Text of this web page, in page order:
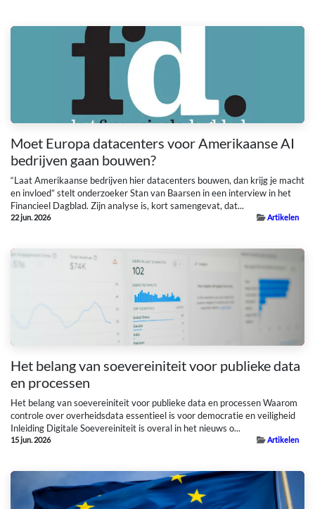
Moet Europa datacenters voor Amerikaanse AI
bedrijven gaan bouwen?
“Laat Amerikaanse bedrijven hier datacenters bouwen, dan krijg je macht
en invloed” stelt onderzoeker Stan van Baarsen in een interview in het
Financieel Dagblad. Zijn analyse is, kort samengevat, dat...
22 jun. 2026 Artikelen
Het belang van soevereiniteit voor publieke data
en processen
Het belang van soevereiniteit voor publieke data en processen Waarom
controle over overheidsdata essentieel is voor democratie en veiligheid
Inleiding Digitale Soevereiniteit is overal in het nieuws o...
15 jun. 2026 Artikelen